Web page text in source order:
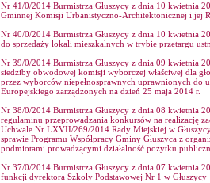
Nr 41/0/2014 Burmistrza Głuszycy z dnia 10 kwietnia
Gminnej Komisji Urbanistyczno-Architektonicznej i jej
Nr 40/0/2014 Burmistrza Głuszycy z dnia 10 kwietnia
do sprzedaży lokali mieszkalnych w trybie przetargu
Nr 39/0/2014 Burmistrza Głuszycy z dnia 09 kwietnia
siedziby obwodowej komisji wyborczej właściwej dla
przez wyborców niepełnosprawnych uprawnionych do
Europejskiego zarządzonych na dzień 25 maja 2014 r.
Nr 38/0/2014 Burmistrza Głuszycy z dnia 08 kwietnia
regulaminu przeprowadzania konkursów na realizację
Uchwale Nr LXVII/269/2014 Rady Miejskiej w
sprawie Programu Współpracy Gminy Głuszyca z
podmiotami prowadzącymi działalność pożytku
Nr 37/0/2014 Burmistrza Głuszycy z dnia 07 kwietnia
funkcji dyrektora Szkoły Podstawowej Nr 1 w Głuszycy